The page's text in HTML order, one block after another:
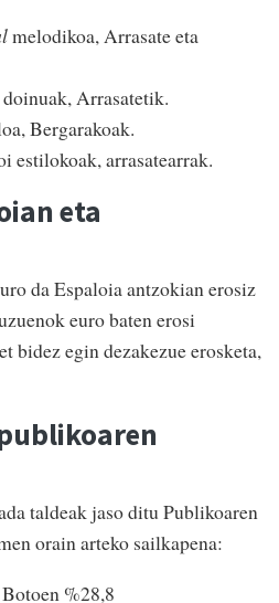
melodikoa, Arrasate eta
doinuak, Arrasatetik.
Bergarakoak.
estilokoak, arrasatearrak.
eta
da Espaloia antzokian erosiz
euro baten erosi
bidez egin dezakezue erosketa,
taldeak jaso ditu Publikoaren
orain arteko sailkapena:
%28,8